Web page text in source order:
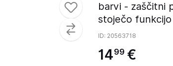
barvi - zaščitni
stoječo
ID: 20563718
1499 €